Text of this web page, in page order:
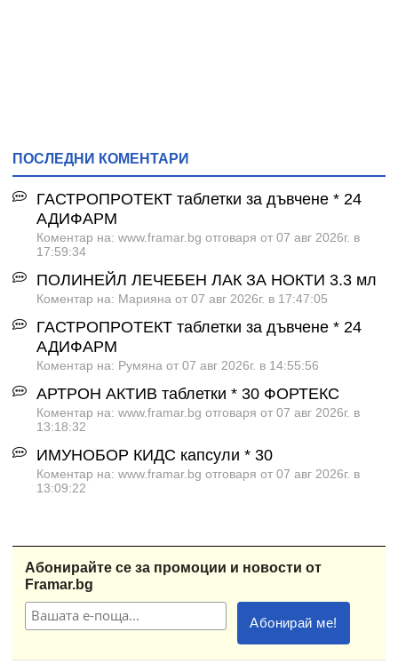
ПОСЛЕДНИ КОМЕНТАРИ
ГАСТРОПРОТЕКТ таблетки за дъвчене * 24
АДИФАРМ
Коментар на: www.framar.bg отговаря от 07 авг 2026г. в
17:59:34
ПОЛИНЕЙЛ ЛЕЧЕБЕН ЛАК ЗА НОКТИ 3.3 мл
Коментар на: Марияна от 07 авг 2026г. в 17:47:05
ГАСТРОПРОТЕКТ таблетки за дъвчене * 24
АДИФАРМ
Коментар на: Румяна от 07 авг 2026г. в 14:55:56
АРТРОН АКТИВ таблетки * 30 ФОРТЕКС
Коментар на: www.framar.bg отговаря от 07 авг 2026г. в
13:18:32
ИМУНОБОР КИДС капсули * 30
Коментар на: www.framar.bg отговаря от 07 авг 2026г. в
13:09:22
Абонирайте се за промоции и новости от
Framar.bg